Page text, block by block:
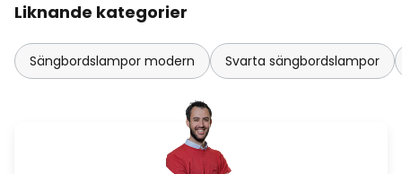
Liknande kategorier
Sängbordslampor modern Svarta sängbordslampor